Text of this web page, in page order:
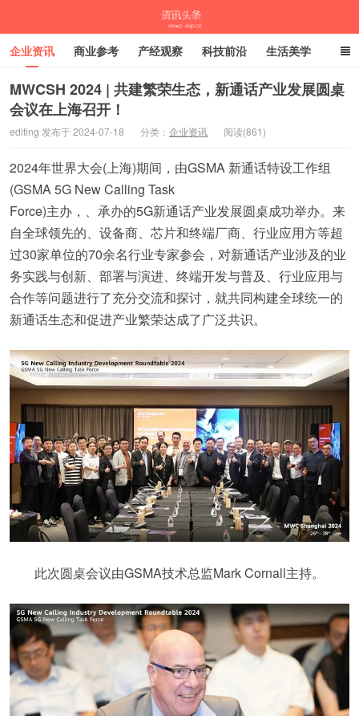
资讯头条
企业资讯 商业参考 产经观察 科技前沿 生活美学
时尚潮流 母婴亲子 专栏
MWCSH 2024 | 共建繁荣生态，新通话产业发展圆桌
会议在上海召开！
editing 发布于 2024-07-18 分类： 企业资讯 阅读(861)
2024年世界大会(上海)期间，由GSMA 新通话特设工作组
(GSMA 5G New Calling Task
Force)主办，、承办的5G新通话产业发展圆桌成功举办。来
自全球领先的、设备商、芯片和终端厂商、行业应用方等超
过30家单位的70余名行业专家参会，对新通话产业涉及的业
务实践与创新、部署与演进、终端开发与普及、行业应用与
合作等问题进行了充分交流和探讨，就共同构建全球统一的
新通话生态和促进产业繁荣达成了广泛共识。
此次圆桌会议由GSMA技术总监Mark Cornall主持。